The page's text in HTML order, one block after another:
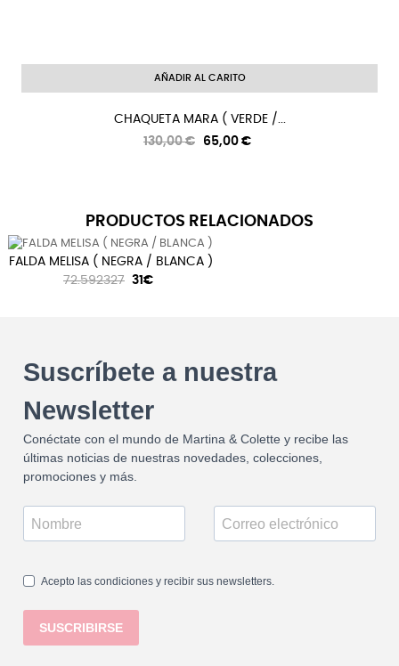
AÑADIR AL CARITO
CHAQUETA MARA ( VERDE /...
Precio
130,00 € Precio
65,00 €
PRODUCTOS RELACIONADOS
FALDA MELISA ( NEGRA / BLANCA )
72.592327 31€
Suscríbete a nuestra
Newsletter
Conéctate con el mundo de Martina & Colette y recibe las
últimas noticias de nuestras novedades, colecciones,
promociones y más.
Acepto las condiciones y recibir sus newsletters.
SUSCRIBIRSE